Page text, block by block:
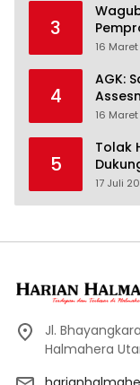
3
16
4
AGK:
16
5
Tolak
17 Juli
Jl.
Halmahera